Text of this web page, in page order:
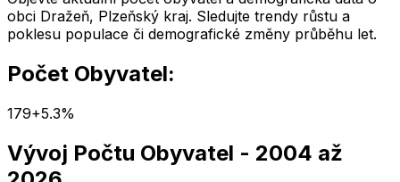
obci Dražeň, Plzeňský kraj. Sledujte trendy růstu a
poklesu populace či demografické změny průběhu let.
Počet Obyvatel:
179+5.3%
Vývoj Počtu Obyvatel - 2004 až